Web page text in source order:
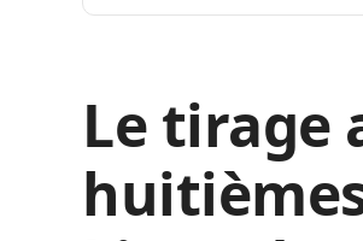
Le tirage